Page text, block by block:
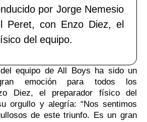
por Jorge Nemesio
Peret, con Enzo Diez, el
del equipo.
equipo de All Boys ha sido un
emoción para todos los
Diez, el preparador físico del
orgullo y alegría: “Nos sentimos
de este triunfo. Es un gran